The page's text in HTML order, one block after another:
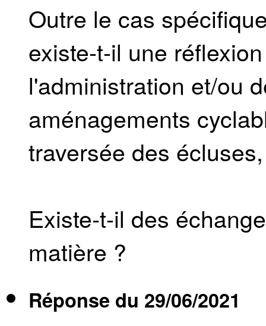
Outre le cas
existe-t-il une
l'administration et/ou
aménagements
traversée des
Existe-t-il des
matière ?
Réponse du 29/06/2021